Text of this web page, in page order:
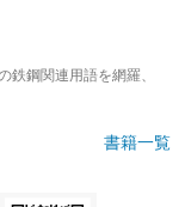
鋼関連用語を網羅、
書籍一覧